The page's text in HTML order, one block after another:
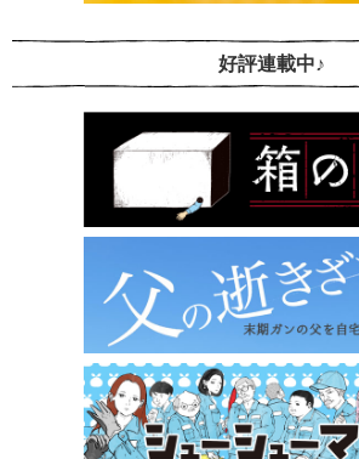
好評連載中♪